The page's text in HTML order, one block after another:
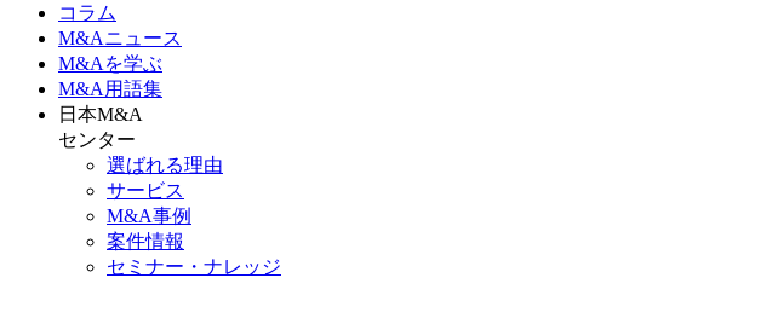
コラム
M&Aニュース
M&Aを学ぶ
M&A 用語集
日本M&A
センター
選ばれる理由
サービス
M&A事例
案件情報
セミナー・ナレッジ